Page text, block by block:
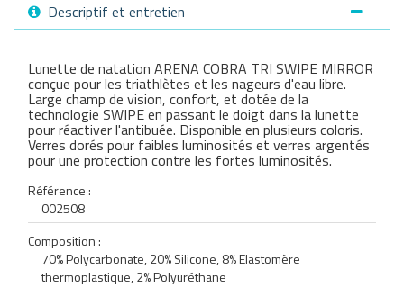
Descriptif et entretien
Lunette de natation ARENA COBRA TRI SWIPE MIRROR
conçue pour les triathlètes et les nageurs d'eau libre.
Large champ de vision, confort, et dotée de la
technologie SWIPE en passant le doigt dans la lunette
pour réactiver l'antibuée. Disponible en plusieurs coloris.
Verres dorés pour faibles luminosités et verres argentés
pour une protection contre les fortes luminosités.
Référence :
002508
Composition :
70% Polycarbonate, 20% Silicone, 8% Elastomère
thermoplastique, 2% Polyuréthane